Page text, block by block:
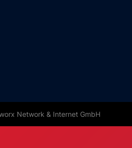
Network & Internet GmbH